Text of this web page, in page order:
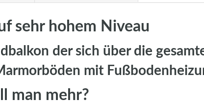
sehr hohem Niveau
der sich über die
mit
man mehr?